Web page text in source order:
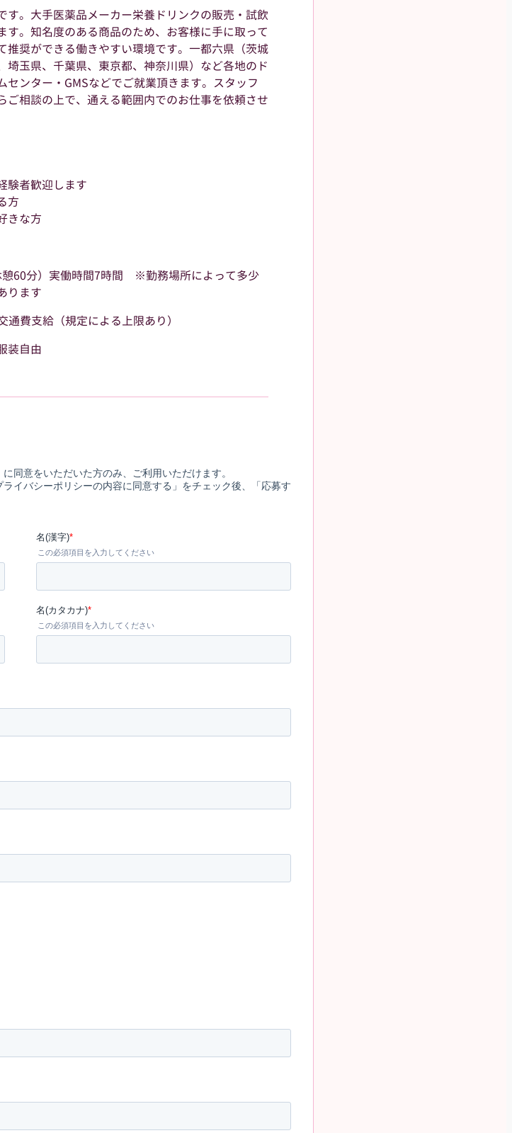
す。大手医薬品メーカー栄養ドリンクの販売・試飲
す。知名度のある商品のため、お客様に手に取って
推奨ができる働きやすい環境です。一都六県（茨城
埼玉県、千葉県、東京都、神奈川県）など各地のド
センター・GMSなどでご就業頂きます。スタッフ
ご相談の上で、通える範囲内でのお仕事を依頼させ
験者歓迎します
方
きな方
憩60分）実働時間7時間 ※勤務場所によって多少
ります
費支給（規定による上限あり）
装自由